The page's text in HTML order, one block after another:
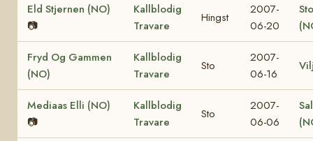
Eld Stjernen (NO)
📷
Kallblodig
Travare
Hingst
2007-
06-20
Fryd Og Gammen
(NO)
Kallblodig
Travare
Sto
2007-
06-16
Mediaas Elli (NO)
📷
Kallblodig
Travare
Sto
2007-
06-06